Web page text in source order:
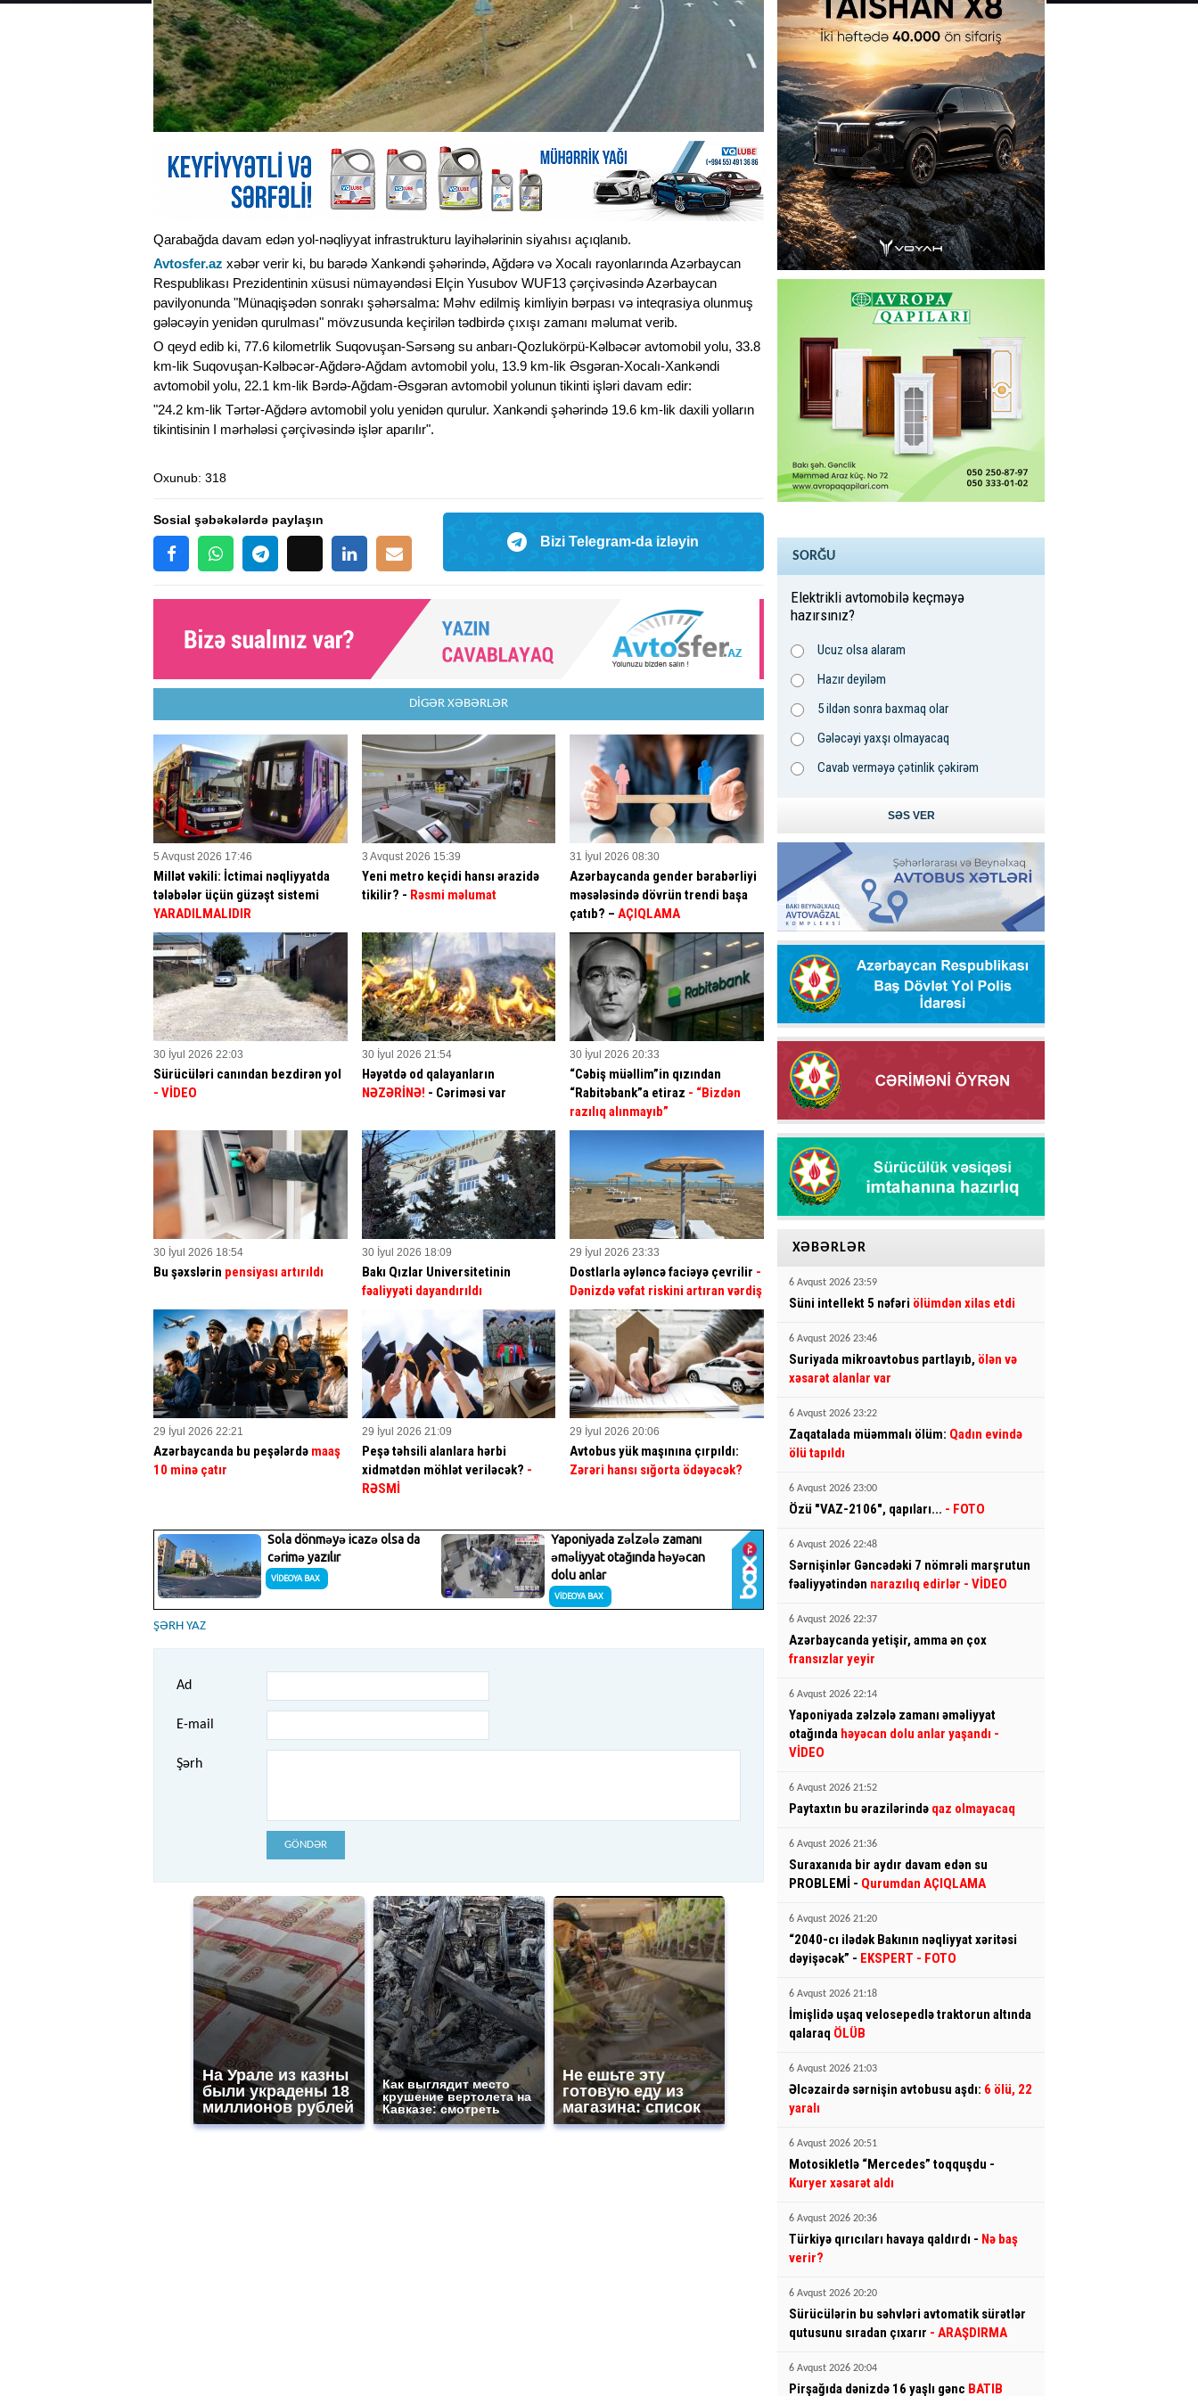
Qarabağda davam edən yol-nəqliyyat infrastrukturu layihələrinin siyahısı açıqlanıb.
Avtosfer.az xəbər verir ki, bu barədə Xankəndi şəhərində, Ağdərə və Xocalı rayonlarında Azərbaycan
Respublikası Prezidentinin xüsusi nümayəndəsi Elçin Yusubov WUF13 çərçivəsində Azərbaycan
pavilyonunda "Münaqişədən sonrakı şəhərsalma: Məhv edilmiş kimliyin bərpası və inteqrasiya olunmuş
gələcəyin yenidən qurulması" mövzusunda keçirilən tədbirdə çıxışı zamanı məlumat verib.
O qeyd edib ki, 77.6 kilometrlik Suqovuşan-Sərsəng su anbarı-Qozlukörpü-Kəlbəcər avtomobil yolu, 33.8
km-lik Suqovuşan-Kəlbəcər-Ağdərə-Ağdam avtomobil yolu, 13.9 km-lik Əsgəran-Xocalı-Xankəndi
avtomobil yolu, 22.1 km-lik Bərdə-Ağdam-Əsgəran avtomobil yolunun tikinti işləri davam edir:
"24.2 km-lik Tərtər-Ağdərə avtomobil yolu yenidən qurulur. Xankəndi şəhərində 19.6 km-lik daxili yolların
tikintisinin I mərhələsi çərçivəsində işlər aparılır".
Oxunub: 318
Sosial şəbəkələrdə paylaşın
Bizi Telegram-da izləyin
DİGƏR XƏBƏRLƏR
5 Avqust 2026 17:46
Millət vəkili: İctimai nəqliyyatda
tələbələr üçün güzəşt sistemi
YARADILMALIDIR
3 Avqust 2026 15:39
Yeni metro keçidi hansı ərazidə
tikilir? - Rəsmi məlumat
31 İyul 2026 08:30
Azərbaycanda gender bərabərliyi
məsələsində dövrün trendi başa
çatıb? –AÇIQLAMA
30 İyul 2026 22:03
Sürücüləri canından bezdirən yol
- VİDEO
30 İyul 2026 21:54
Həyətdə od qalayanların
NƏZƏRİNƏ! - Cəriməsi var
30 İyul 2026 20:33
“Cəbiş müəllim”in qızından
“Rabitəbank”a etiraz - “Bizdən
razılıq alınmayıb”
30 İyul 2026 18:54
Bu şəxslərin pensiyası artırıldı
30 İyul 2026 18:09
Bakı Qızlar Universitetinin
fəaliyyəti dayandırıldı
29 İyul 2026 23:33
Dostlarla əyləncə faciəyə çevrilir -
Dənizdə vəfat riskini artıran vərdiş
29 İyul 2026 22:21
Azərbaycanda bu peşələrdə maaş
10 minə çatır
29 İyul 2026 21:09
Peşə təhsili alanlara hərbi
xidmətdən möhlət veriləcək? -
RƏSMİ
29 İyul 2026 20:06
Avtobus yük maşınına çırpıldı:
Zərəri hansı sığorta ödəyəcək?
ŞƏRH YAZ
Ad
E-mail
Şərh
GÖNDƏR
На Урале из казны
были украдены 18
миллионов рублей
Как выглядит место
крушение вертолета на
Кавказе: смотреть
Не ешьте эту
готовую еду из
магазина: список
SORĞU
Elektrikli avtomobilə keçməyə
hazırsınız?
Ucuz olsa alaram
Hazır deyiləm
5 ildən sonra baxmaq olar
Gələcəyi yaxşı olmayacaq
Cavab verməyə çətinlik çəkirəm
XƏBƏRLƏR
6 Avqust 2026 23:59
Süni intellekt 5 nəfəri ölümdən xilas etdi
6 Avqust 2026 23:46
Suriyada mikroavtobus partlayıb, ölən və
xəsarət alanlar var
6 Avqust 2026 23:22
Zaqatalada müəmmalı ölüm: Qadın evində
ölü tapıldı
6 Avqust 2026 23:00
Özü "VAZ-2106", qapıları... - FOTO
6 Avqust 2026 22:48
Sərnişinlər Gəncədəki 7 nömrəli marşrutun
fəaliyyətindən narazılıq edirlər - VİDEO
6 Avqust 2026 22:37
Azərbaycanda yetişir, amma ən çox
fransızlar yeyir
6 Avqust 2026 22:14
Yaponiyada zəlzələ zamanı əməliyyat
otağında həyəcan dolu anlar yaşandı -
VİDEO
6 Avqust 2026 21:52
Paytaxtın bu ərazilərində qaz olmayacaq
6 Avqust 2026 21:36
Suraxanıda bir aydır davam edən su
PROBLEMİ - Qurumdan AÇIQLAMA
6 Avqust 2026 21:20
“2040-cı ilədək Bakının nəqliyyat xəritəsi
dəyişəcək” - EKSPERT - FOTO
6 Avqust 2026 21:18
İmişlidə uşaq velosepedlə traktorun altında
qalaraq ÖLÜB
6 Avqust 2026 21:03
Əlcəzairdə sərnişin avtobusu aşdı: 6 ölü, 22
yaralı
6 Avqust 2026 20:51
Motosikletlə “Mercedes” toqquşdu -
Kuryer xəsarət aldı
6 Avqust 2026 20:36
Türkiyə qırıcıları havaya qaldırdı - Nə baş
verir?
6 Avqust 2026 20:20
Sürücülərin bu səhvləri avtomatik sürətlər
qutusunu sıradan çıxarır - ARAŞDIRMA
6 Avqust 2026 20:04
Pirşağıda dənizdə 16 yaşlı gənc BATIB